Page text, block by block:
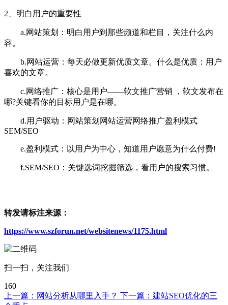
2、明白用户的重要性
a.网站策划：明白用户到那些频道和栏目，关注什么内
容。
b.网站运营：每天必做更新优质文章。什么是优质：用户
喜欢的文章。
c.网络推广：核心是用户——软文推广营销 ，软文发布在
哪?关键看你的目标用户是在哪。
d.用户驱动：网站策划网站运营网络推广盈利模式
SEM/SEO
e.盈利模式：以用户为中心，知道用户愿意为什么付费!
f.SEM/SEO：关键选词挖掘筛选，看用户的搜索习惯。
转发请标注来源：
https://www.szforun.net/websitenews/1175.html
扫一扫，关注我们
160
上一篇： 网站分析从哪里入手？ 下一篇： 建站SEO优化的三